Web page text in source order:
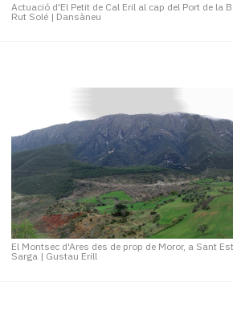
Actuació d'El Petit de Cal Eril al cap del Port de la
Rut Solé | Dansàneu
El Montsec d'Ares des de prop de Moror, a Sant
Sarga | Gustau Erill